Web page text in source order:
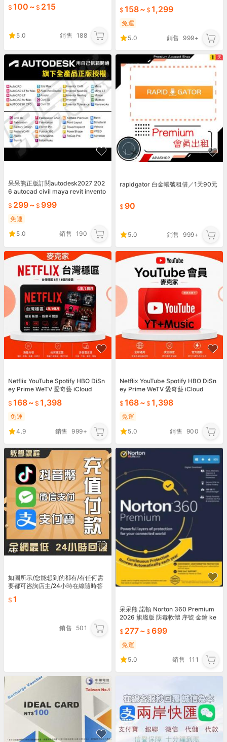
100 ~ 215
5.0 銷售 188
158~ 1,299
免運
5.0
銷售 999+
呆呆熊正版訂閱autodesk2027 202
6 autocad civil maya revit ‌invento
299~ 999
免運
5.0
銷售 190
rapidgator 白金帳號租借／1天90元
90
5.0 銷售 999+
Netflix YouTube Spotify HBO DiSn
ey Prime WeTV 愛奇藝 iCloud
168~ 1,398
免運
4.9
銷售 999+
Netflix YouTube Spotify HBO DiSn
ey Prime WeTV 愛奇藝 iCloud
168~ 1,398
免運
5.0
銷售 900
AD
如圖所示/您能想到的都有/有任何需
要都可咨詢店主/24小時在線隨時答
1
銷售 501
呆呆熊 諾頓 Norton 360 Premium
2026 旗艦版 防毒軟體 序號 金鑰 ke
277~ 699
免運
5.0
銷售 111